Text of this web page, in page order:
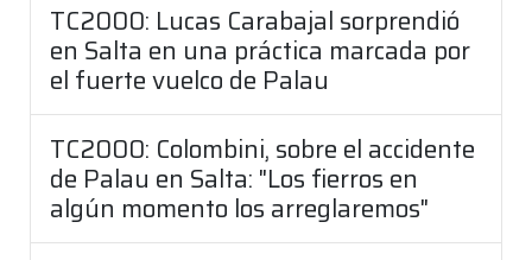
TC2000: Lucas Carabajal sorprendió
en Salta en una práctica marcada por
el fuerte vuelco de Palau
TC2000: Colombini, sobre el accidente
de Palau en Salta: "Los fierros en
algún momento los arreglaremos"